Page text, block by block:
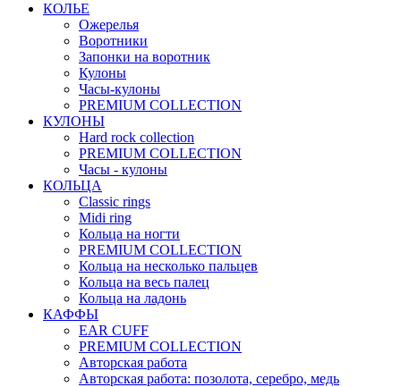
КОЛЬЕ
Ожерелья
Воротники
Запонки на воротник
Кулоны
Часы-кулоны
PREMIUM COLLECTION
КУЛОНЫ
Hard rock collection
PREMIUM COLLECTION
Часы - кулоны
КОЛЬЦА
Classic rings
Midi ring
Кольца на ногти
PREMIUM COLLECTION
Кольца на несколько пальцев
Кольца на весь палец
Кольца на ладонь
КАФФЫ
EAR CUFF
PREMIUM COLLECTION
Авторская работа
Авторская работа: позолота, серебро, медь